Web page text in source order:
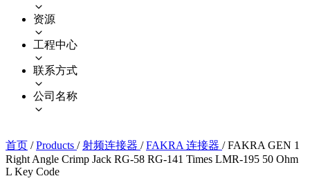
资源
工程中心
联系方式
公司名称
首页 / Products / 射频连接器 / FAKRA 连接器 / FAKRA GEN 1
Right Angle Crimp Jack RG-58 RG-141 Times LMR-195 50 Ohm
L Key Code